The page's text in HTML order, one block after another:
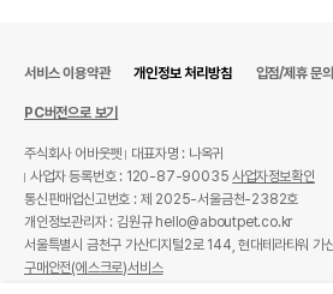
서비스 이용약관 개인정보 처리방침 입점/제휴 문의
PC버전으로 보기
주식회사 어바웃펫
대표자명 : 나옥귀
사업자 등록번호 : 120-87-90035사업자정보확인
통신판매업신고번호 : 제 2025-서울금천-2382호
개인정보관리자 : 김원규 hello@aboutpet.co.kr
서울특별시 금천구 가산디지털2로 144, 현대테라타워
구매안전(에스크로)서비스